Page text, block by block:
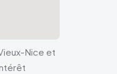
Nice et